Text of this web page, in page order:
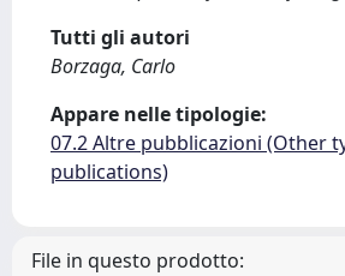
Tutti gli autori
Borzaga, Carlo
Appare nelle tipologie:
07.2 Altre pubblicazioni (Other
publications)
File in questo prodotto: